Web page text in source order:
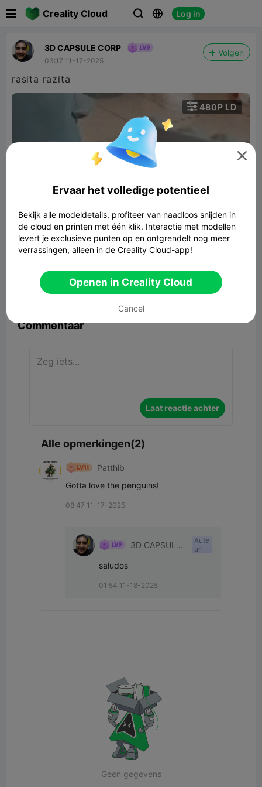
Creality Cloud   Log in
3D CAPSULE CORP
03:17 11-17-2025
Volgen
rasita razita

480P LD
Igor burro
Rapporteren 3  2
Commentaar
Laat reactie achter
Alle opmerkingen(2)
Patthib
Gotta love the penguins!
08:47 11-17-2025
3D CAPSULE
Aute
ur
saludos
01:54 11-18-2025
Geen gegevens

Ervaar het volledige potentieel
Bekijk alle modeldetails, profiteer van naadloos snijden in
de cloud en printen met één klik. Interactie met modellen
levert je exclusieve punten op en ontgrendelt nog meer
verrassingen, alleen in de Creality Cloud-app!
Openen in Creality Cloud
Cancel